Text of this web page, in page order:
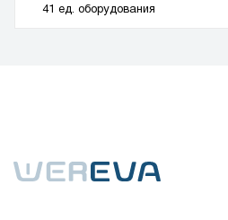
41 ед. оборудования